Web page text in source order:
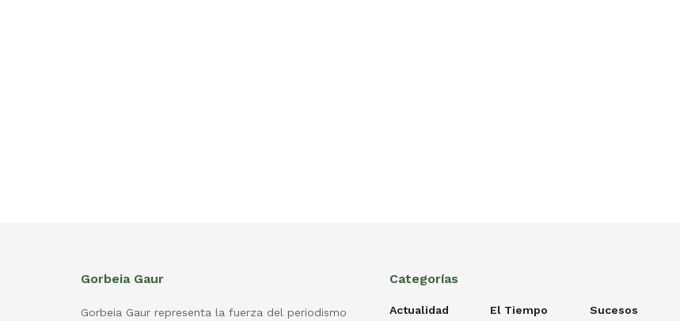
Gorbeia Gaur
Gorbeia Gaur representa la fuerza del periodismo
Categorías
Actualidad El Tiempo Sucesos